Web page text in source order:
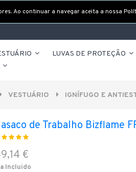
Ao continuar a navegar aceita a nossa
LUVAS DE PROTEÇÃO
VESTUÁRIO IGNÍFUGO E
de Trabalho Bizflame
€
Incluido